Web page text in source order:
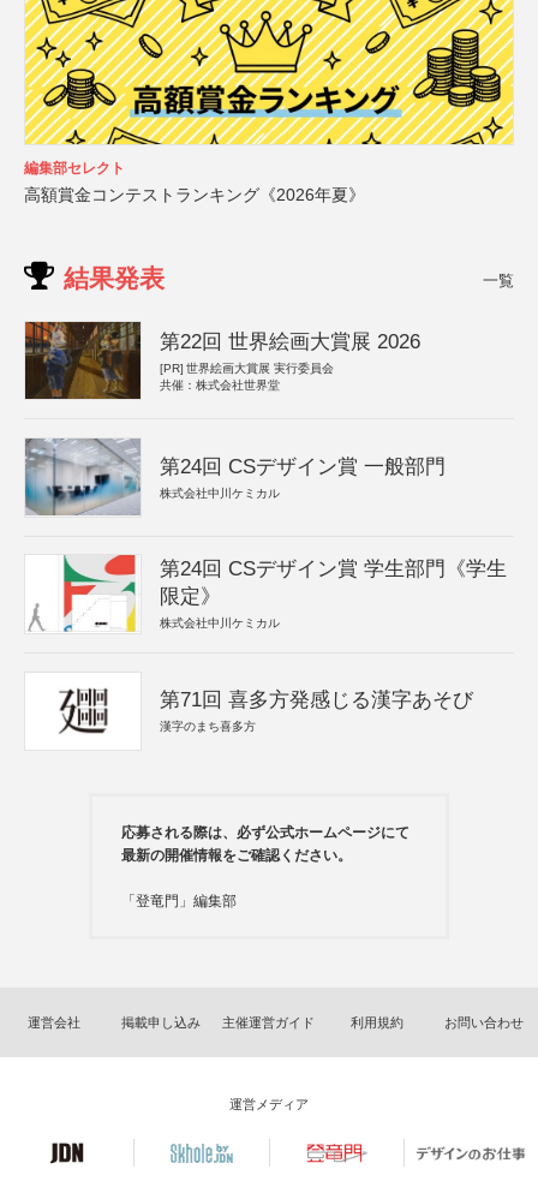
編集部セレクト
高額賞金コンテストランキング《2026年夏》
結果発表 一覧
第22回 世界絵画大賞展 2026
[PR] 世界絵画大賞展 実行委員会
共催：株式会社世界堂
第24回 CSデザイン賞 一般部門
株式会社中川ケミカル
第24回 CSデザイン賞 学生部門《学生
限定》
株式会社中川ケミカル
第71回 喜多方発感じる漢字あそび
漢字のまち喜多方
応募される際は、必ず公式ホームページにて
最新の開催情報をご確認ください。
「登竜門」編集部
運営会社 掲載申し込み 主催運営ガイド 利用規約 お問い合わせ
運営メディア